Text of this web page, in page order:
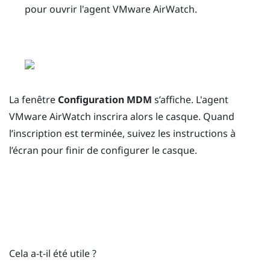
pour ouvrir l'agentVMware AirWatch.
La fenêtre Configuration MDM s’affiche. L'agent
VMware AirWatch inscrira alors le casque. Quand
l’inscription est terminée, suivez les instructions à
l’écran pour finir de configurer le casque.
Cela a-t-il été utile ?